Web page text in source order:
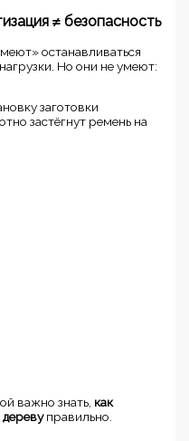
≠ безопасность
останавливаться
Но они не умеют:
заготовки
застёгнут ремень на
важно знать, как
деревуправильно.